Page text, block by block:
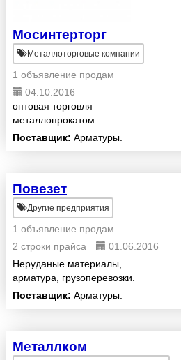
Мосинтерторг
Металлоторговые компании
1 объявление продам
04.10.2016
оптовая торговля
металлопрокатом
Поставщик: Арматуры.
Повезет
Другие предприятия
1 объявление продам
2 строки прайса
01.06.2016
Неруданые материалы,
арматура, грузоперевозки.
Поставщик: Арматуры.
Металлком